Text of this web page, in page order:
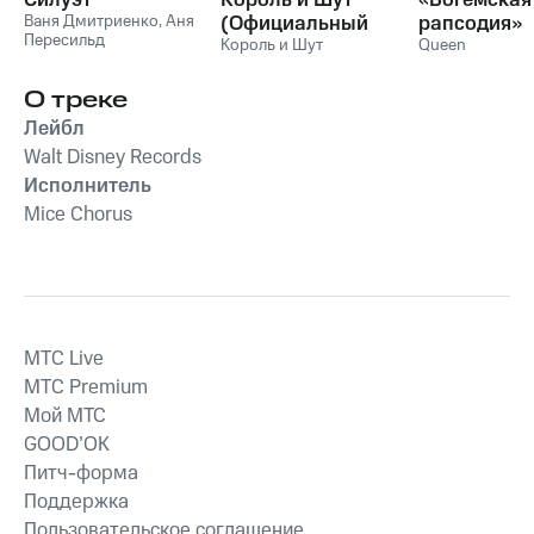
Ваня Дмитриенко,Аня
Пересильд
(Официальный
саундтрек), Часть
Король и Шут
рапсодия»
Queen
О треке
Лейбл
Walt Disney Records
Исполнитель
Mice Chorus
MTС Live
MTС Premium
Мой МТС
GOOD’OK
Питч-форма
Поддержка